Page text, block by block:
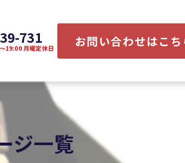
731
19:00 月曜定休日 お問い合わせはこち
ジ一覧